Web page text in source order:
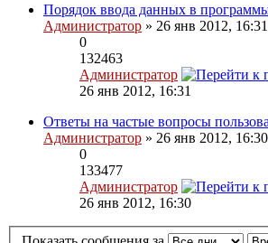
Порядок ввода данных в
Администратор » 26 янв 2012,
0
132463
Администратор
26 янв 2012, 16:31
Ответы на частые вопросы
Администратор » 26 янв 2012,
0
133477
Администратор
26 янв 2012, 16:30